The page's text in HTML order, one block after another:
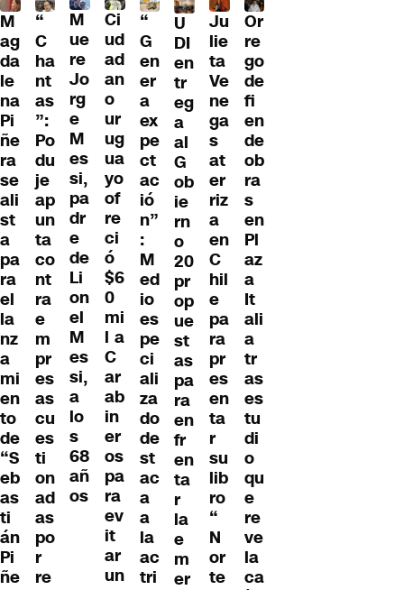
M
ag
da
le
na
Pi
ñe
ra
se
ali
st
a
pa
ra
el
la
nz
a
mi
en
to
de
“S
eb
as
ti
án
Pi
ñe
“
C
ha
nt
as
”:
Po
du
je
ap
un
ta
co
nt
ra
e
m
pr
es
as
cu
es
ti
on
ad
as
po
r
re
M
ue
re
Jo
rg
e
M
es
si,
pa
dr
e
de
Li
on
el
M
es
si,
a
lo
s
68
añ
os
Ci
ud
ad
an
o
ur
ug
ua
yo
of
re
ci
ó
$6
0
mi
l a
C
ar
ab
in
er
os
pa
ra
ev
it
ar
un
“
G
en
er
a
ex
pe
ct
ac
ió
n”
:
M
ed
io
es
pe
ci
ali
za
do
de
st
ac
a
a
la
ac
tri
U
DI
en
tr
eg
a
al
G
ob
ie
rn
o
20
pr
op
ue
st
as
pa
ra
en
fr
en
ta
r
la
e
m
er
Ju
lie
ta
Ve
ne
ga
s
at
er
riz
a
en
C
hil
e
pa
ra
pr
es
en
ta
r
su
lib
ro
“
N
or
te
Or
re
go
de
fi
en
de
ob
ra
s
en
Pl
az
a
It
ali
a
tr
as
es
tu
di
o
qu
e
re
ve
la
ca